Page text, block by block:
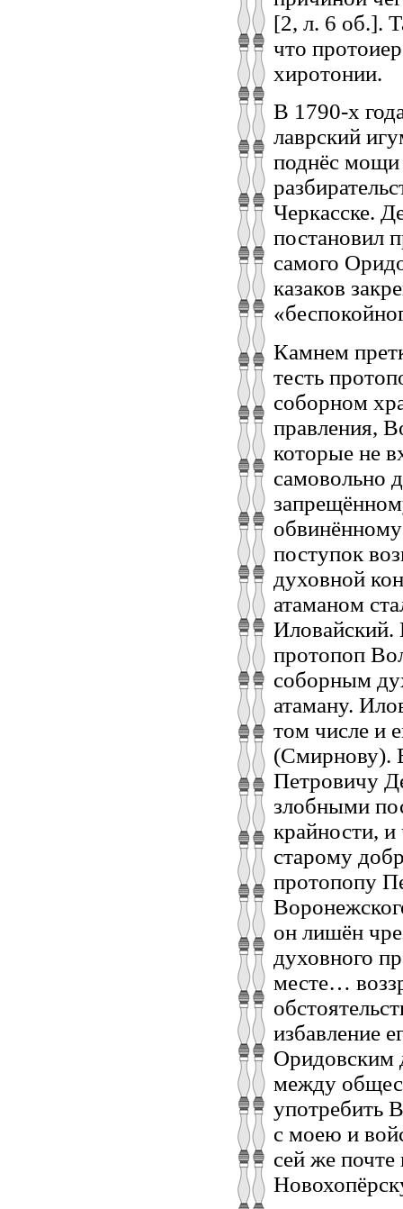
[2, л. 6 об.].
что
хиротонии.
В 1790-х
лаврский
поднёс мощи
Черкасске.
постановил
самого
казаков
Камнем
тесть
соборном
правления,
которые не
самовольно
поступок
духовной
атаманом
Иловайский.
протопоп
соборным
атаману.
том числе и
(Смирнову).
Петровичу
злобными
крайности,
старому
протопопу
он лишён
духовного
месте…
избавление
Оридовским
между
употребить
с моею и
сей же